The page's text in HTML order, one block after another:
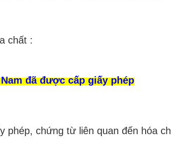
chất :
Nam đã được cấp giấy phép
phép, chứng từ liên quan đến hóa